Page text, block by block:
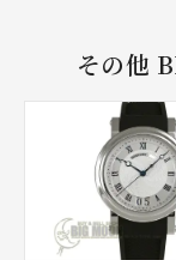
その他